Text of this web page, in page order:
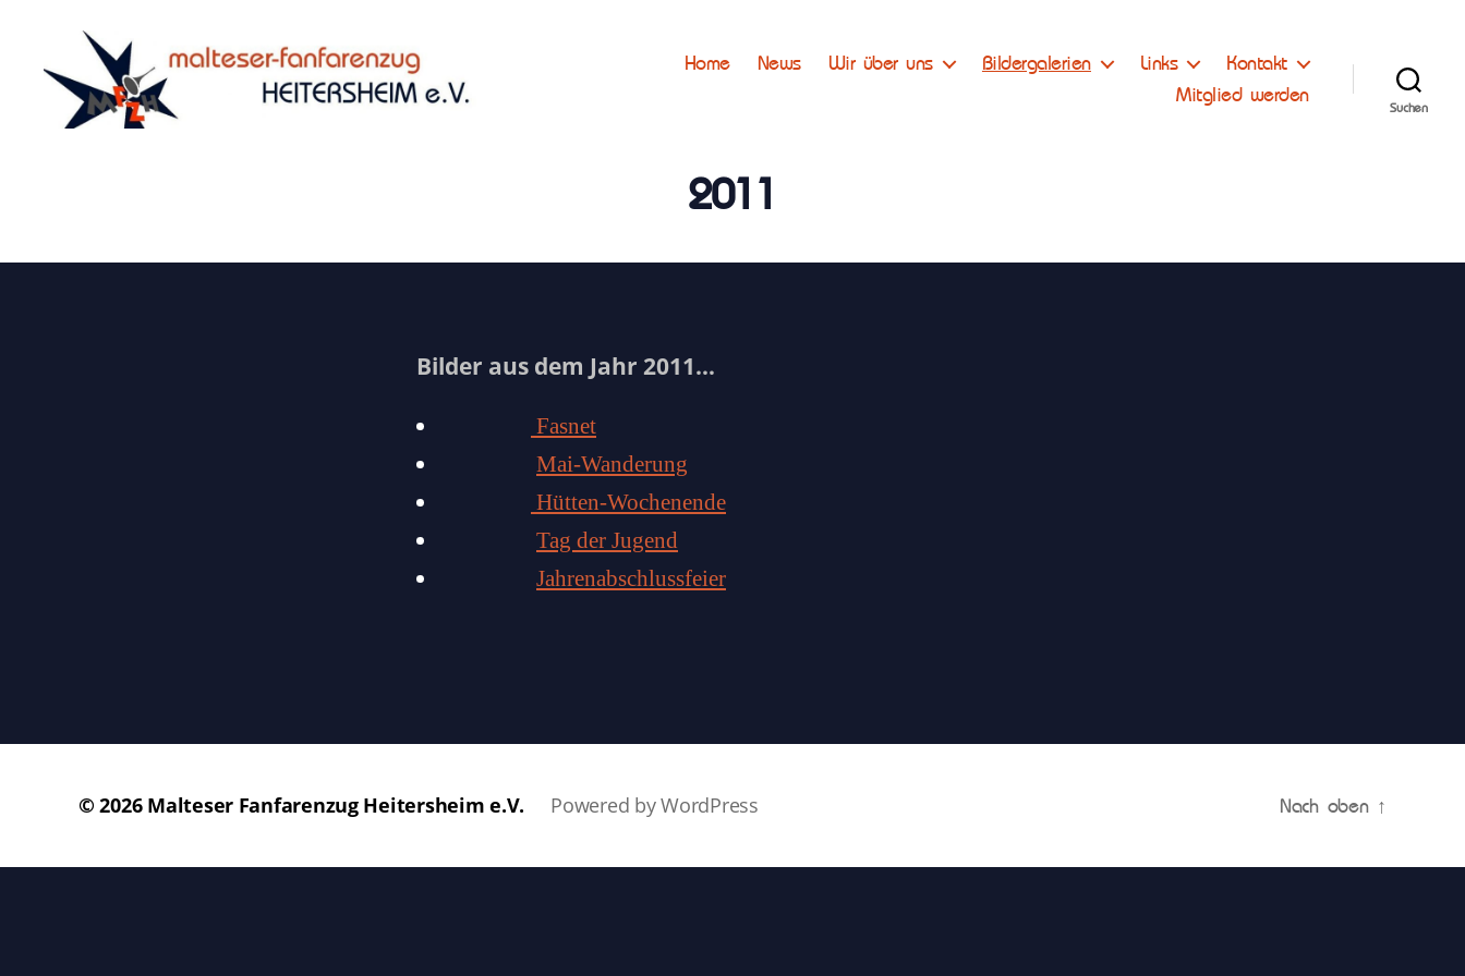
Home News Wir über uns Bildergalerien Links
Kontakt
Mitglied werden
Suchen
2011
Bilder aus dem Jahr 2011…
Fasnet
Mai-Wanderung
Hütten-Wochenende
Tag der Jugend
Jahrenabschlussfeier
© 2026 Malteser Fanfarenzug Heitersheim e.V. Powered by WordPress Nach oben ↑